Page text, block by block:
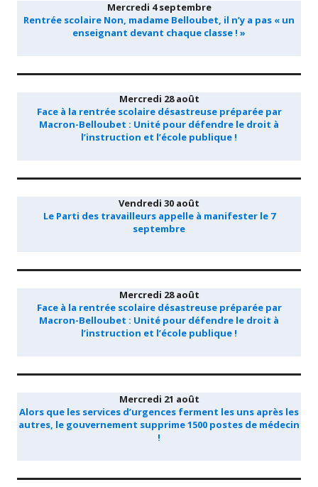
Mercredi 4 septembre
Rentrée scolaire Non, madame Belloubet, il n’y a pas « un
enseignant devant chaque classe ! »
Mercredi 28 août
Face à la rentrée scolaire désastreuse préparée par
Macron-Belloubet : Unité pour défendre le droit à
l’instruction et l’école publique !
Vendredi 30 août
Le Parti des travailleurs appelle à manifester le 7
septembre
Mercredi 28 août
Face à la rentrée scolaire désastreuse préparée par
Macron-Belloubet : Unité pour défendre le droit à
l’instruction et l’école publique !
Mercredi 21 août
Alors que les services d’urgences ferment les uns après les
autres, le gouvernement supprime 1500 postes de médecin
!